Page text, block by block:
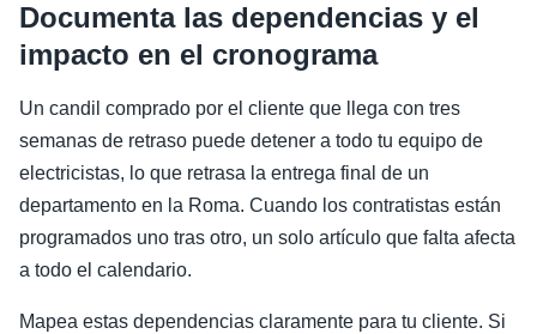
Documenta las dependencias y el
impacto en el cronograma
Un candil comprado por el cliente que llega con tres
semanas de retraso puede detener a todo tu equipo de
electricistas, lo que retrasa la entrega final de un
departamento en la Roma. Cuando los contratistas están
programados uno tras otro, un solo artículo que falta afecta
a todo el calendario.
Mapea estas dependencias claramente para tu cliente. Si